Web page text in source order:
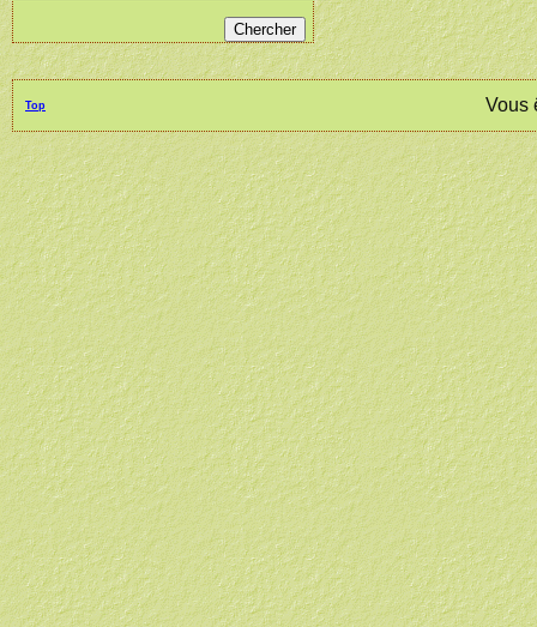
Top Vous